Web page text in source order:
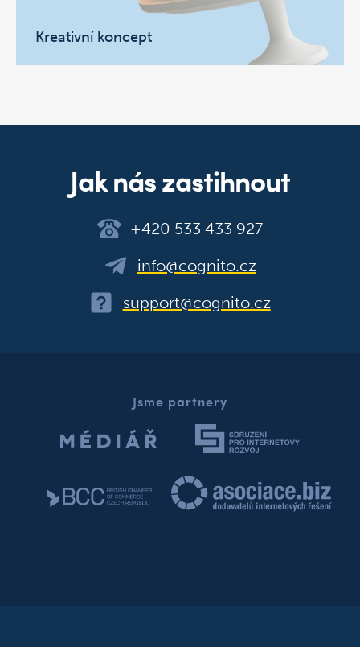
Kreativní koncept
Jak nás zastihnout
+420 533 433 927
info@cognito.cz
support@cognito.cz
Jsme partnery